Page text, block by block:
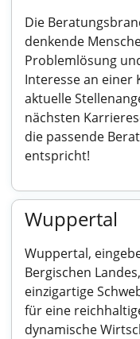
Die
denkende
Problemlösung
Interesse an einer
aktuelle
nächsten
die passende
entspricht!
Wuppertal
Wuppertal,
Bergischen
einzigartige
für eine
dynamische